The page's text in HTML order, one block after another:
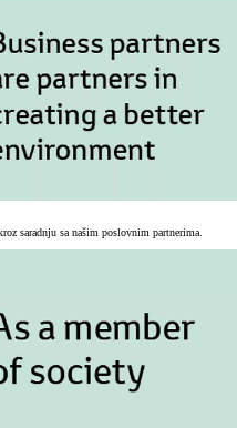
saradnju sa našim poslovnim partnerima.